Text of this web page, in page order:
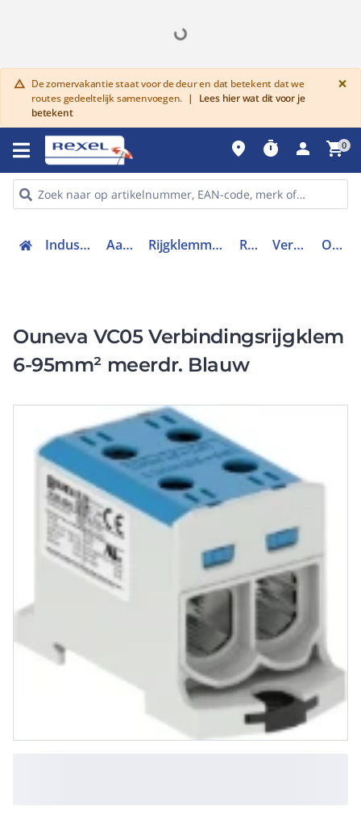
warning De zomervakantie staat voor de deur en dat betekent dat we
routes gedeeltelijk samenvoegen. |
Lees hier wat dit voor je
betekent
×
place timer person shopping_cart0
Industriele componenten Aansluittechniek Rijgklemmen, klemmen en toebehoren Rijgklemmen Verbindingsrijgklem O-VC05-0043
Ouneva VC05 Verbindingsrijgklem
6-95mm² meerdr. Blauw